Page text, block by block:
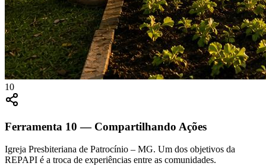
10
Ferramenta 10 — Compartilhando Ações
Igreja Presbiteriana de Patrocínio – MG. Um dos objetivos da
REPAPI é a troca de experiências entre as comunidades.